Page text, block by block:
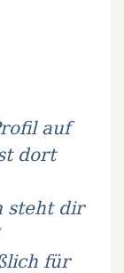
auf
dort
steht dir
für